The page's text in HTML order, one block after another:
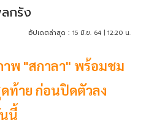
กรัง
อัปเดตล่าสุด : 15 มิ.ย. 64 | 12:20 น.
พ "สกาลา" พร้อมชม
ท้าย ก่อนปิดตัวลง
นี้